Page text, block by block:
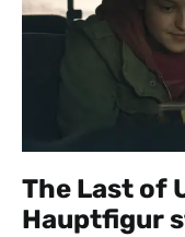
The Last of
Hauptfigur